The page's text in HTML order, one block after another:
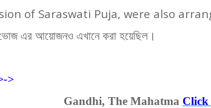
of Saraswati Puja, were also
এর আয়োজনও এখানে করা হয়েছিল।
>
Gandhi, The Mahatma Click